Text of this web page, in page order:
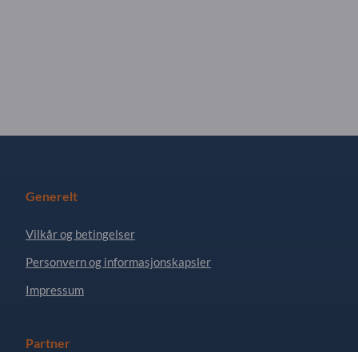
Generelt
Vilkår og betingelser
Personvern og informasjonskapsler
Impressum
Partner